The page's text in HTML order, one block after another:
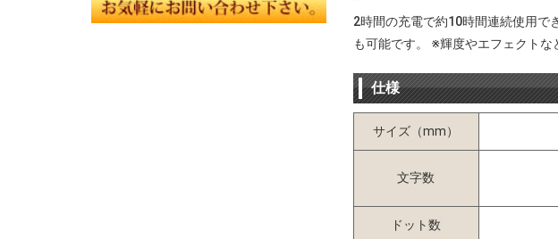
2時間の充電で約10時間連続使用で
も可能です。 ※輝度やエフェクトな
仕様
サイズ（mm）
文字数
ドット数